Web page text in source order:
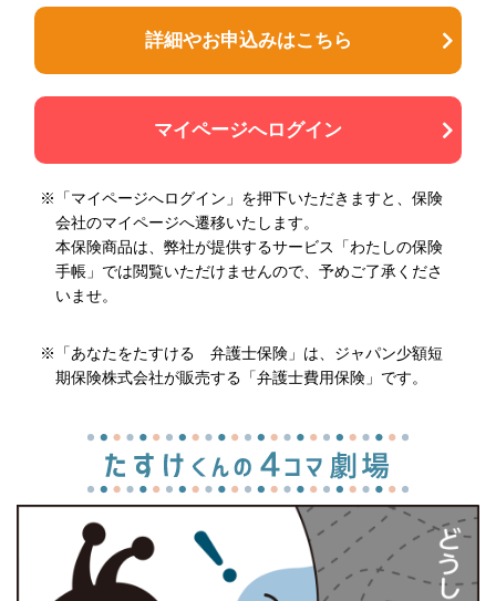
詳細やお申込みはこちら
マイページへログイン
※「マイページへログイン」を押下いただきますと、保険
会社のマイページへ遷移いたします。
本保険商品は、弊社が提供するサービス「わたしの保険
手帳」では閲覧いただけませんので、予めご了承くださ
いませ。
※「あなたをたすける 弁護士保険」は、ジャパン少額短
期保険株式会社が販売する「弁護士費用保険」です。